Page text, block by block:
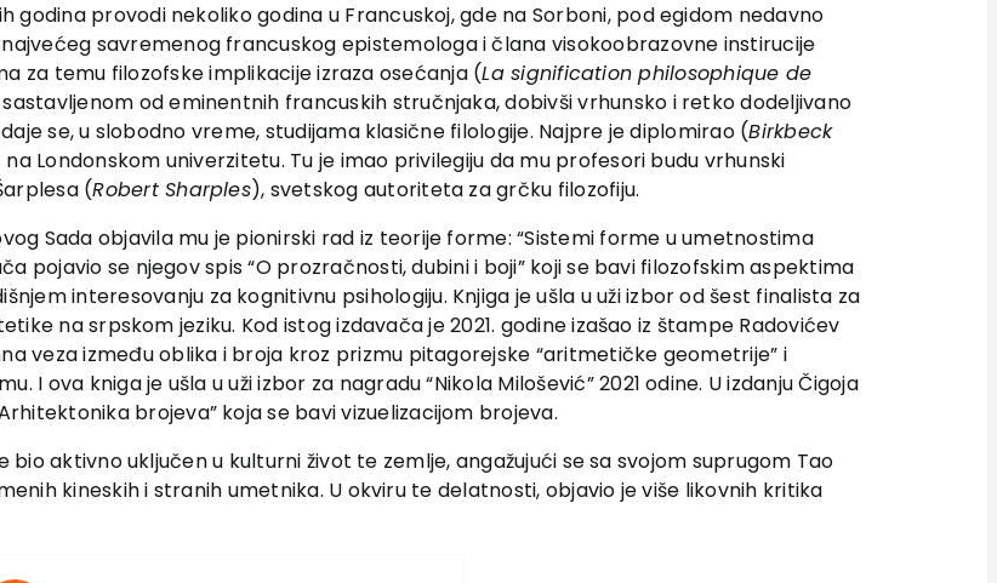
provodi nekoliko godina u Francuskoj, gde na Sorboni, pod egidom nedavno
najvećeg savremenog francuskog epistemologa i člana visokoobrazovne instirucije
za temu filozofske implikacije izraza osećanja (La signification philosophique de
od eminentnih francuskih stručnjaka, dobivši vrhunsko i retko dodeljivano
se, u slobodno vreme, studijama klasične filologije. Najpre je diplomirao (Birkbeck
na Londonskom univerzitetu. Tu je imao privilegiju da mu profesori budu vrhunski
(Robert Sharples), svetskog autoriteta za grčku filozofiju.
Sada objavila mu je pionirski rad iz teorije forme: “Sistemi forme u umetnostima
pojavio se njegov spis “O prozračnosti, dubini i boji” koji se bavi filozofskim aspektima
interesovanju za kognitivnu psihologiju. Knjiga je ušla u uži izbor od šest finalista za
na srpskom jeziku. Kod istog izdavača je 2021. godine izašao iz štampe Radovićev
veza između oblika i broja kroz prizmu pitagorejske “aritmetičke geometrije” i
I ova kniga je ušla u uži izbor za nagradu “Nikola Milošević” 2021 odine. U izdanju Čigoja
brojeva” koja se bavi vizuelizacijom brojeva.
aktivno uključen u kulturni život te zemlje, angažujući se sa svojom suprugom Tao
kineskih i stranih umetnika. U okviru te delatnosti, objavio je više likovnih kritika